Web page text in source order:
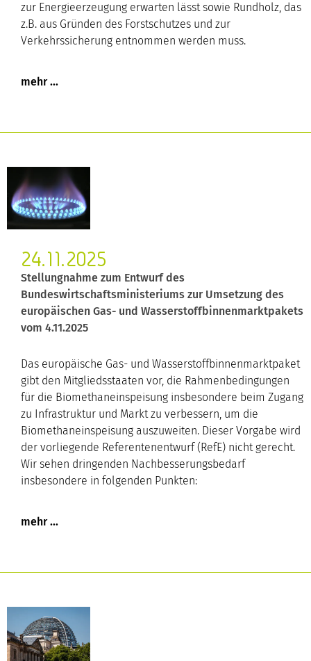
zur Energieerzeugung erwarten lässt sowie Rundholz, das
z.B. aus Gründen des Forstschutzes und zur
Verkehrssicherung entnommen werden muss.
24.11.2025
Stellungnahme zum Entwurf des
Bundeswirtschaftsministeriums zur Umsetzung des
europäischen Gas- und Wasserstoffbinnenmarktpakets
vom 4.11.2025
Das europäische Gas- und Wasserstoffbinnenmarktpaket
gibt den Mitgliedsstaaten vor, die Rahmenbedingungen
für die Biomethaneinspeisung insbesondere beim Zugang
zu Infrastruktur und Markt zu verbessern, um die
Biomethaneinspeisung auszuweiten. Dieser Vorgabe wird
der vorliegende Referentenentwurf (RefE) nicht gerecht.
Wir sehen dringenden Nachbesserungsbedarf
insbesondere in folgenden Punkten: